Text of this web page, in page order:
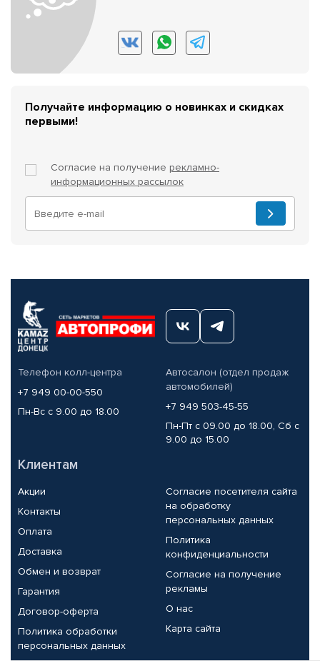
Получайте информацию о новинках и скидках
первыми!
Согласие на получение рекламно-
информационных рассылок
Телефон колл-центра
+7 949 00-00-550
Пн-Вс с 9.00 до 18.00
Автосалон (отдел продаж
автомобилей)
+7 949 503-45-55
Пн-Пт с 09.00 до 18.00, Сб с
9.00 до 15.00
Клиентам
Акции
Контакты
Оплата
Доставка
Обмен и возврат
Гарантия
Договор-оферта
Политика обработки
персональных данных
Согласие посетителя сайта
на обработку
персональных данных
Политика
конфиденциальности
Согласие на получение
рекламы
О нас
Карта сайта